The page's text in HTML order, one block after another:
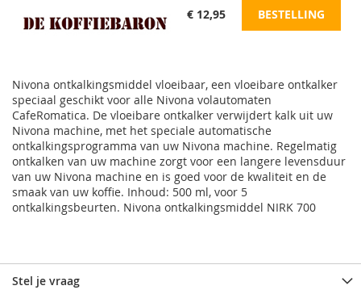
€ 12,95 BESTELLING
Nivona ontkalkingsmiddel vloeibaar, een vloeibare ontkalker
speciaal geschikt voor alle Nivona volautomaten
CafeRomatica. De vloeibare ontkalker verwijdert kalk uit uw
Nivona machine, met het speciale automatische
ontkalkingsprogramma van uw Nivona machine. Regelmatig
ontkalken van uw machine zorgt voor een langere levensduur
van uw Nivona machine en is goed voor de kwaliteit en de
smaak van uw koffie. Inhoud: 500 ml, voor 5
ontkalkingsbeurten. Nivona ontkalkingsmiddel NIRK 700
Stel je vraag